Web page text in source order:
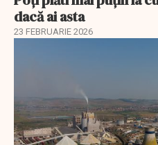
dacă ai asta
23 FEBRUARIE 2026